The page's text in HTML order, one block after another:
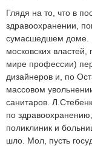
Глядя на то, что в
здравоохранении,
сумасшедшем доме.
московских
мире профессии)
дизайнеров и, по
массовом
санитаров.
по
поликлиник и
шло. Мол, пусть